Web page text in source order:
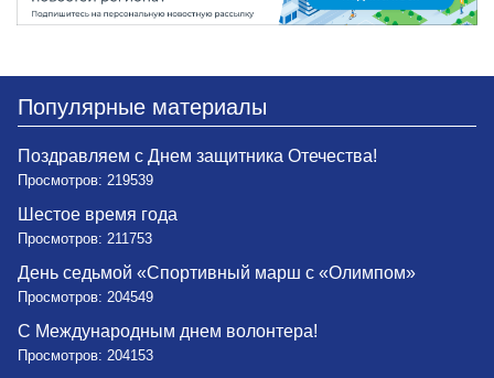
Популярные материалы
Поздравляем с Днем защитника Отечества!
Просмотров: 219539
Шестое время года
Просмотров: 211753
День седьмой «Спортивный марш с «Олимпом»
Просмотров: 204549
С Международным днем волонтера!
Просмотров: 204153